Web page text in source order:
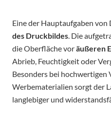
Eine der Hauptaufgaben von
des Druckbildes. Die
die Oberfläche voräußeren
Abrieb, Feuchtigkeit oder
Besonders bei hochwertigen
Werbematerialien sorgt der
langlebiger und